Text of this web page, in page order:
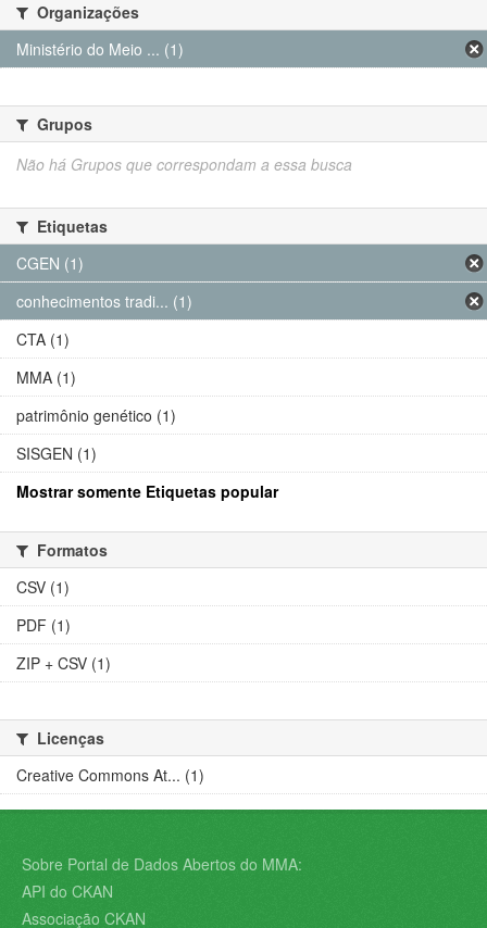
Organizações
Ministério do Meio ... (1)
Grupos
Não há Grupos que correspondam a essa busca
Etiquetas
CGEN (1)
conhecimentos tradi... (1)
CTA (1)
MMA (1)
patrimônio genético (1)
SISGEN (1)
Mostrar somente Etiquetas popular
Formatos
CSV (1)
PDF (1)
ZIP + CSV (1)
Licenças
Creative Commons At... (1)
Sobre Portal de Dados Abertos do MMA:
API do CKAN
Associação CKAN